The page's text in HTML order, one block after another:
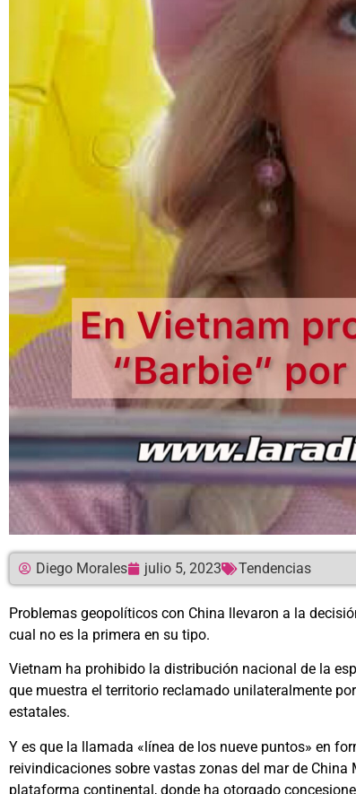
Diego Morales julio 5, 2023 Tendencias
Problemas geopolíticos con China llevaron a la
cual no es la primera en su tipo.
Vietnam ha prohibido la distribución nacional de la
que muestra el territorio reclamado unilateralmente
estatales.
Y es que la llamada «línea de los nueve puntos» en
reivindicaciones sobre vastas zonas del mar de
plataforma continental, donde ha otorgado